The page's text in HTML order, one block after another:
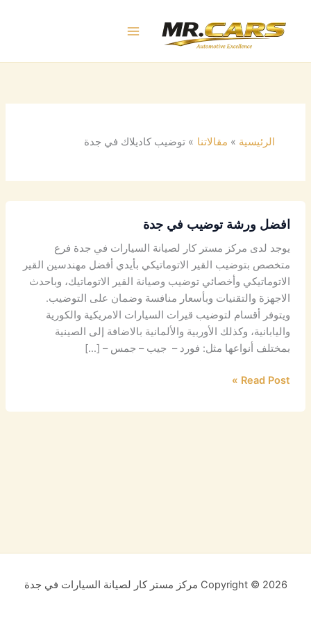
المحتوى
الرئيسية مقالاتنا توضيب كاديلاك في جدة
افضل ورشة توضيب في جدة
يوجد لدى مركز مستر كار لصيانة السيارات في جدة فرع
متخصص بتوضيب القير الاتوماتيكي بأيدي أفضل مهندسين القير
الاتوماتيكي وأخصائي توضيب وصيانة القير الاتوماتيك، وباحدث
الاجهزة والتقنيات وبأسعار منافسة وضمان على التوضيب.
ويتوفر أقسام لتوضيب قيرات السيارات الامريكية والكورية
واليابانية، وكذلك الأوربية والألمانية بالاضافة إلى الصينية
بمختلف أنواعها مثل: فورد – جيب – جمس – […]
Read Post »
Copyright © 2026 مركز مستر كار لصيانة السيارات في جدة